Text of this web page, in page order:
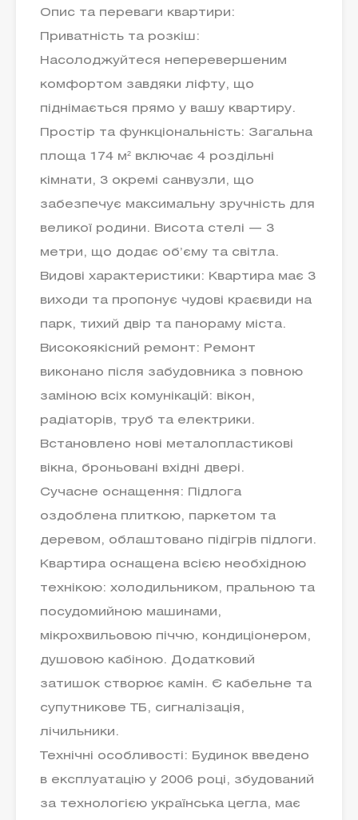
Опис та переваги квартири:
Приватність та розкіш:
Насолоджуйтеся неперевершеним
комфортом завдяки ліфту, що
піднімається прямо у вашу квартиру.
Простір та функціональність: Загальна
площа 174 м² включає 4 роздільні
кімнати, 3 окремі санвузли, що
забезпечує максимальну зручність для
великої родини. Висота стелі — 3
метри, що додає об’єму та світла.
Видові характеристики: Квартира має 3
виходи та пропонує чудові краєвиди на
парк, тихий двір та панораму міста.
Високоякісний ремонт: Ремонт
виконано після забудовника з повною
заміною всіх комунікацій: вікон,
радіаторів, труб та електрики.
Встановлено нові металопластикові
вікна, броньовані вхідні двері.
Сучасне оснащення: Підлога
оздоблена плиткою, паркетом та
деревом, облаштовано підігрів підлоги.
Квартира оснащена всією необхідною
технікою: холодильником, пральною та
посудомийною машинами,
мікрохвильовою піччю, кондиціонером,
душовою кабіною. Додатковий
затишок створює камін. Є кабельне та
супутникове ТБ, сигналізація,
лічильники.
Технічні особливості: Будинок введено
в експлуатацію у 2006 році, збудований
за технологією українська цегла, має